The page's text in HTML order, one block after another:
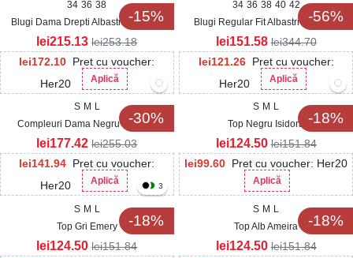
-15%
34 36 38
Blugi Dama Drepti Albastri Marisela
lei172.10 Pret cu voucher:
Her20
Aplică
lei215.13 lei253.18
-56%
34 36 38 40 42
Blugi Regular Fit Albastri Damanti
lei121.26 Pret cu voucher:
Her20
Aplică
lei151.58 lei344.70
-30%
S M L
Compleuri Dama Negru Maryam
lei141.94 Pret cu voucher:
Her20
Aplică
lei177.42 lei255.03
-18%
S M L
Top Negru Isidora
lei99.60 Pret cu voucher: Her20
Aplică
lei124.50 lei151.84
-18%
3
S M L
Top Gri Emery
lei124.50 lei151.84
-18%
S M L
Top Alb Ameira
lei124.50 lei151.84